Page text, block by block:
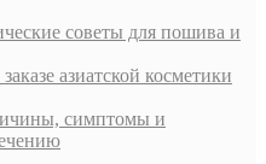
советы для пошива и
азиатской косметики
симптомы и